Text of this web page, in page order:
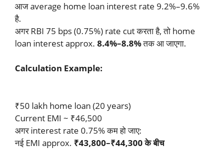
आज average home loan interest rate 9.2%–9.6%
है.
अगर RBI 75 bps (0.75%) rate cut करता है, तो home
loan interest approx. 8.4%–8.8%तक आ जाएगा.
Calculation Example:
₹50 lakh home loan (20 years)
Current EMI ~ ₹46,500
अगर interest rate 0.75% कम हो जाए:
नई EMI approx. ₹43,800–₹44,300 के बीच